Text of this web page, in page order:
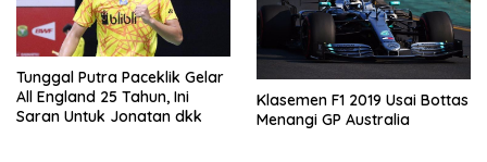
Tunggal Putra Paceklik Gelar
All England 25 Tahun, Ini
Saran Untuk Jonatan dkk
Klasemen F1 2019 Usai Bottas
Menangi GP Australia